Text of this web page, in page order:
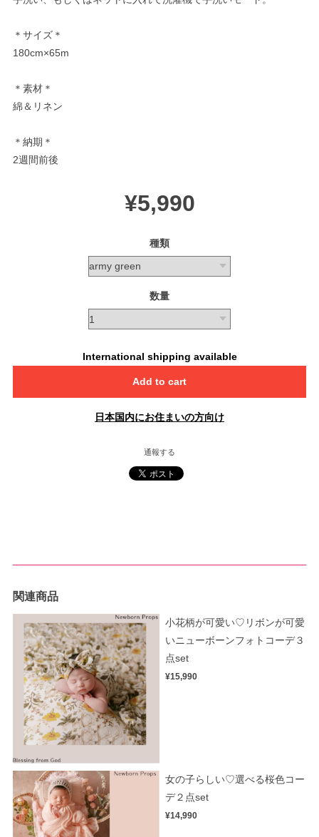
＊サイズ＊
180cm×65m
＊素材＊
綿＆リネン
＊納期＊
2週間前後
¥5,990
種類
数量
International shipping available
Add to cart
日本国内にお住まいの方向け
通報する
関連商品
小花柄が可愛い♡リボンが可愛
いニューボーンフォトコーデ３
点set
¥15,990
女の子らしい♡選べる桜色コー
デ２点set
¥14,990